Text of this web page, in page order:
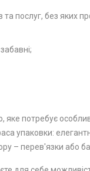
послуг, без яких
потребує
упаковки:
– перев'язки або